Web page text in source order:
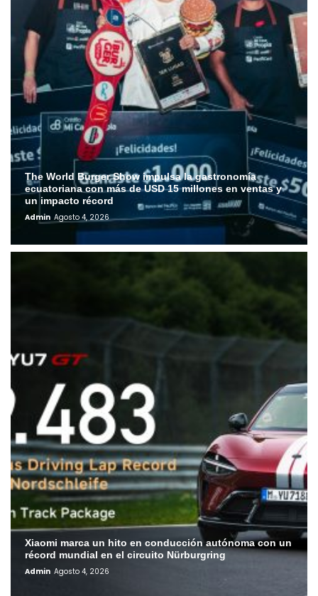
The World Burger Show impulsa la gastronomía
ecuatoriana con más de USD 15 millones en ventas y
un impacto récord
Admin Agosto 4, 2026
Xiaomi marca un hito en conducción autónoma con un
récord mundial en el circuito Nürburgring
Admin Agosto 4, 2026